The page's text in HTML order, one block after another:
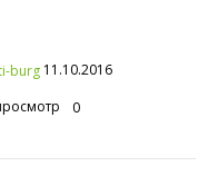
burg 11.10.2016
0